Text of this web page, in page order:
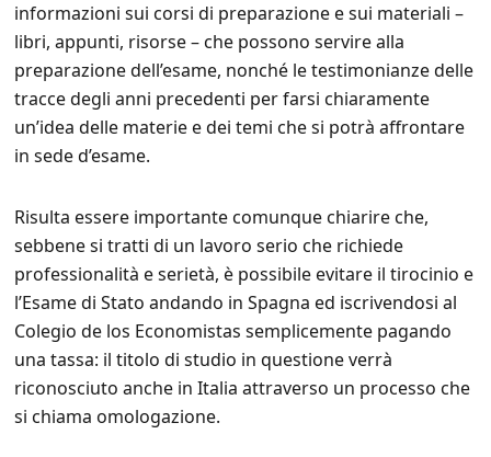
informazioni sui corsi di preparazione e sui materiali –
libri, appunti, risorse – che possono servire alla
preparazione dell’esame, nonché le testimonianze delle
tracce degli anni precedenti per farsi chiaramente
un’idea delle materie e dei temi che si potrà affrontare
in sede d’esame.
Risulta essere importante comunque chiarire che,
sebbene si tratti di un lavoro serio che richiede
professionalità e serietà, è possibile evitare il tirocinio e
l’Esame di Stato andando in Spagna ed iscrivendosi al
Colegio de los Economistas semplicemente pagando
una tassa: il titolo di studio in questione verrà
riconosciuto anche in Italia attraverso un processo che
si chiama omologazione.